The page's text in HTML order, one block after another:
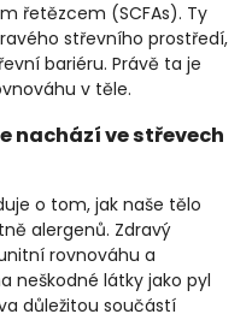
řetězcem (SCFAs). Ty
střevního prostředí,
bariéru. Právě ta je
v těle.
nachází ve střevech
o tom, jak naše tělo
alergenů. Zdravý
rovnováhu a
neškodné látky jako pyl
důležitou součástí